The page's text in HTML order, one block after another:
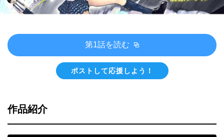
第1話を読む
ポストして応援しよう！
作品紹介